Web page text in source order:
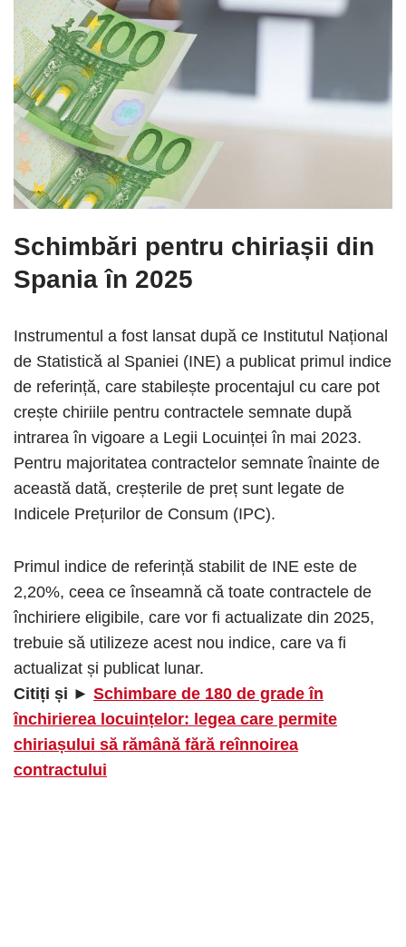
Schimbări pentru chiriașii din
Spania în 2025
Instrumentul a fost lansat după ce Institutul Național
de Statistică al Spaniei (INE) a publicat primul indice
de referință, care stabilește procentajul cu care pot
crește chiriile pentru contractele semnate după
intrarea în vigoare a Legii Locuinței în mai 2023.
Pentru majoritatea contractelor semnate înainte de
această dată, creșterile de preț sunt legate de
Indicele Prețurilor de Consum (IPC).
Primul indice de referință stabilit de INE este de
2,20%, ceea ce înseamnă că toate contractele de
închiriere eligibile, care vor fi actualizate din 2025,
trebuie să utilizeze acest nou indice, care va fi
actualizat și publicat lunar.
Citiți și ► Schimbare de 180 de grade în
închirierea locuințelor: legea care permite
chiriașului să rămână fără reînnoirea
contractului